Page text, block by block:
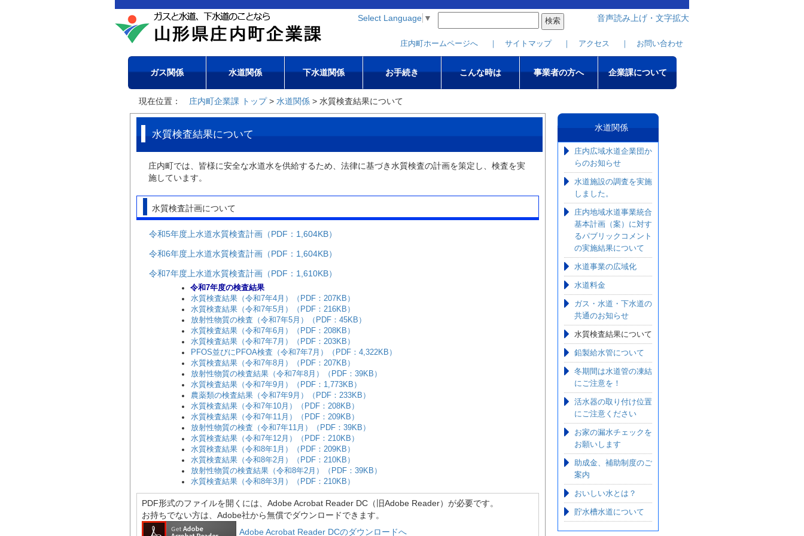
Select Language ▼ 音声読み上げ・文字拡大
庄内町ホームページへ ｜ サイトマップ ｜ アクセス ｜ お問い合わせ
ガス関係 水道関係 下水道関係 お手続き こんな時は 事業者の方へ 企業課について
現在位置： 庄内町企業課 トップ> 水道関係 > 水質検査結果について
水質検査結果について
庄内町では、皆様に安全な水道水を供給するため、法律に基づき水質検査の計画を策定し、検査を実
施しています。
水質検査計画について
令和5年度上水道水質検査計画（PDF：1,604KB）
令和6年度上水道水質検査計画（PDF：1,604KB）
令和7年度上水道水質検査計画（PDF：1,610KB）
令和7年度の検査結果
水質検査結果（令和7年4月）（PDF：207KB）
水質検査結果（令和7年5月）（PDF：216KB）
放射性物質の検査（令和7年5月）（PDF：45KB）
水質検査結果（令和7年6月）（PDF：208KB）
水質検査結果（令和7年7月）（PDF：203KB）
PFOS並びにPFOA検査（令和7年7月）（PDF：4,322KB）
水質検査結果（令和7年8月）（PDF：207KB）
放射性物質の検査結果（令和7年8月）（PDF：39KB）
水質検査結果（令和7年9月）（PDF：1,773KB）
農薬類の検査結果（令和7年9月）（PDF：233KB）
水質検査結果（令和7年10月）（PDF：208KB）
水質検査結果（令和7年11月）（PDF：209KB）
放射性物質の検査（令和7年11月）（PDF：39KB）
水質検査結果（令和7年12月）（PDF：210KB）
水質検査結果（令和8年1月）（PDF：209KB）
水質検査結果（令和8年2月）（PDF：210KB）
放射性物質の検査結果（令和8年2月）（PDF：39KB）
水質検査結果（令和8年3月）（PDF：210KB）
PDF形式のファイルを開くには、Adobe Acrobat Reader DC（旧Adobe Reader）が必要です。
お持ちでない方は、Adobe社から無償でダウンロードできます。
Adobe Acrobat Reader DCのダウンロードへ
水道関係
庄内広域水道企業団か
らのお知らせ
水道施設の調査を実施
しました。
庄内地域水道事業統合
基本計画（案）に対す
るパブリックコメント
の実施結果について
水道事業の広域化
水道料金
ガス・水道・下水道の
共通のお知らせ
水質検査結果について
鉛製給水管について
冬期間は水道管の凍結
にご注意を！
活水器の取り付け位置
にご注意ください
お家の漏水チェックを
お願いします
助成金、補助制度のご
案内
おいしい水とは？
貯水槽水道について